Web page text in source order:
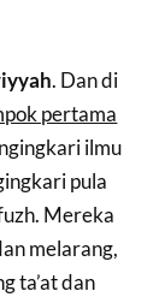
. Dan di
pertama
ilmu
pula
Mereka
melarang,
ta’at dan